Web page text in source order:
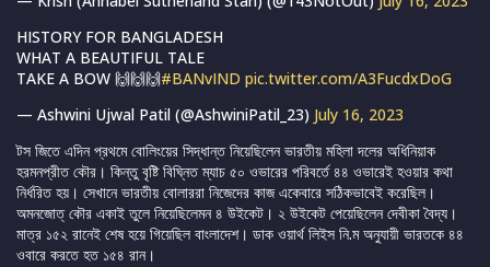
HISTORY FOR BANGLADESH
WHAT A BEAUTIFUL TALE
TAKE A BOW 🙌🙌🙌#BANvIND pic.twitter.com/A3FucdxDoG
— Ashwini Ujwal Patil (@AshwiniPatil_23) July 16, 2023
টস জিতে এদিন প্রথমে বোলিংয়ের সিদ্ধান্ত নিয়েছিলেন ভারতীয় মহিলা দলের অধিনিয়াক
হরমনপ্রীত কৌর। কিন্তু বৃষ্টি বিঘ্নিত ম্যাচ ৫০ ওভারের পরিবর্তে ৪৪ ওভারেই হওয়ার কথা
নির্ধরিত হয়। সেখানে ভারতীয় বোলাররা নিজেদের কাজ একেবারে সঠিকভাবেই করেছিল।
অমনজোত্ কৌর একাই তুলে নিয়েছিলেমন ৪ উইকেট। ২ উইকেট পেয়েছিলেন দেবীকা বৈদ্য।
মাত্র ১৫২ রানেই শেষ হয়ে গিয়েছিল বাংলাদেশ। ডাক ওয়ার্থ লিইস নি.ম অনুযায়ী ভারতকে ৪৪
ওবারে করতে হত ১৫৪ রান।